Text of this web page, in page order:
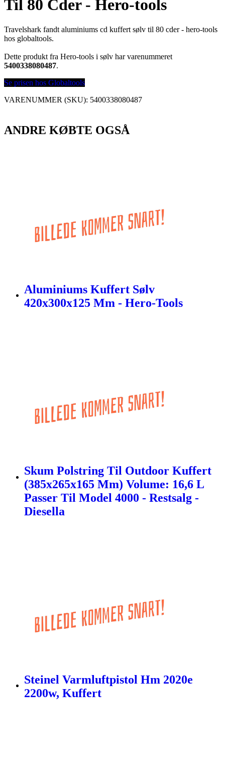
Til 80 Cder - Hero-tools
Travelshark fandt aluminiums cd kuffert sølv til 80 cder - hero-tools
hos globaltools.
Dette produkt fra Hero-tools i sølv har varenummeret
5400338080487.
Se prisen hos Globaltools
VARENUMMER (SKU): 5400338080487
ANDRE KØBTE OGSÅ
Aluminiums Kuffert Sølv
420x300x125 Mm - Hero-Tools
Skum Polstring Til Outdoor Kuffert
(385x265x165 Mm) Volume: 16,6 L
Passer Til Model 4000 - Restsalg -
Diesella
Steinel Varmluftpistol Hm 2020e
2200w, Kuffert